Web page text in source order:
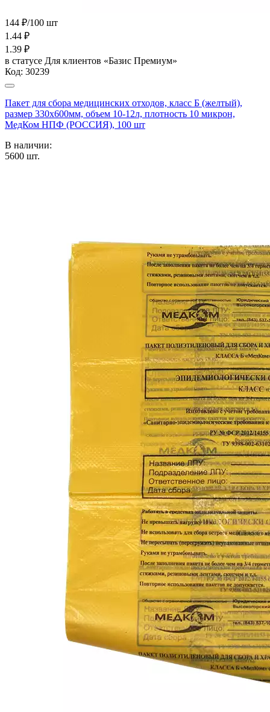
144 ₽/100 шт
1.44 ₽
1.39 ₽
в статусе Для клиентов «Базис Премиум»
Код: 30239
Пакет для сбора медицинских отходов, класс Б (желтый),
размер 330х600мм, объем 10-12л, плотность 10 микрон,
МедКом НПФ (РОССИЯ), 100 шт
В наличии:
5600 шт.